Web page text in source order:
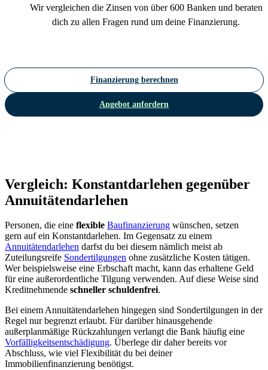
Wir vergleichen die Zinsen von über 600 Banken und beraten
dich zu allen Fragen rund um deine Finanzierung.
Finanzierung berechnen
Angebot anfordern
Vergleich: Konstantdarlehen gegenüber
Annuitätendarlehen
Personen, die eine flexible Baufinanzierung wünschen, setzen
gern auf ein Konstantdarlehen. Im Gegensatz zu einem
Annuitätendarlehen darfst du bei diesem nämlich meist ab
Zuteilungsreife Sondertilgungen ohne zusätzliche Kosten tätigen.
Wer beispielsweise eine Erbschaft macht, kann das erhaltene Geld
für eine außerordentliche Tilgung verwenden. Auf diese Weise sind
Kreditnehmende schneller schuldenfrei.
Bei einem Annuitätendarlehen hingegen sind Sondertilgungen in der
Regel nur begrenzt erlaubt. Für darüber hinausgehende
außerplanmäßige Rückzahlungen verlangt die Bank häufig eine
Vorfälligkeitsentschädigung. Überlege dir daher bereits vor
Abschluss, wie viel Flexibilität du bei deiner
Immobilienfinanzierung benötigst.